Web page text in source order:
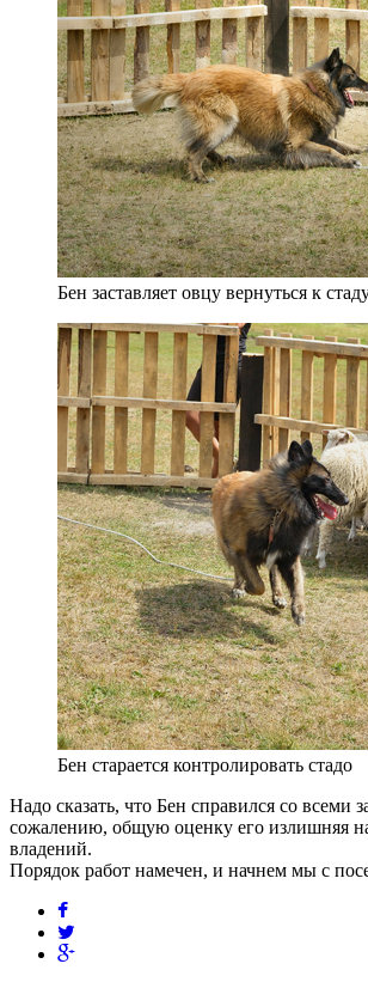
Бен заставляет овцу вернуться к
Бен старается контролировать стадо
Надо сказать, что Бен справился со
сожалению, общую оценку его излишняя
владений.
Порядок работ намечен, и начнем мы с